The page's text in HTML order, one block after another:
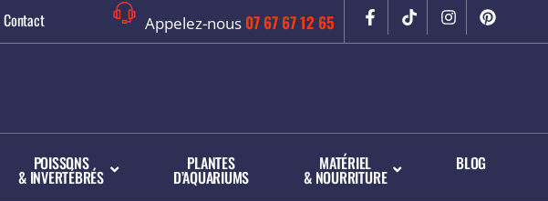
Contact Appelez-nous 07 67 67 12 65
POISSONS
& INVERTÉBRÉS
PLANTES
D’AQUARIUMS
MATÉRIEL
& NOURRITURE
BLOG